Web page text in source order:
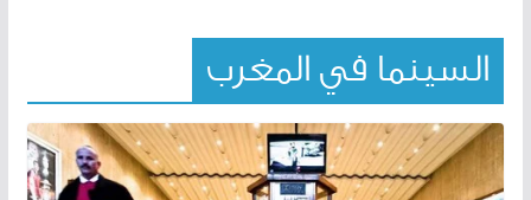
السينما في المغرب